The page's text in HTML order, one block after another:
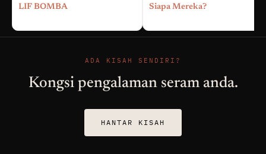
LIF BOMBA Siapa Mereka?
ADA KISAH SENDIRI?
Kongsi pengalaman seram anda.
HANTAR KISAH